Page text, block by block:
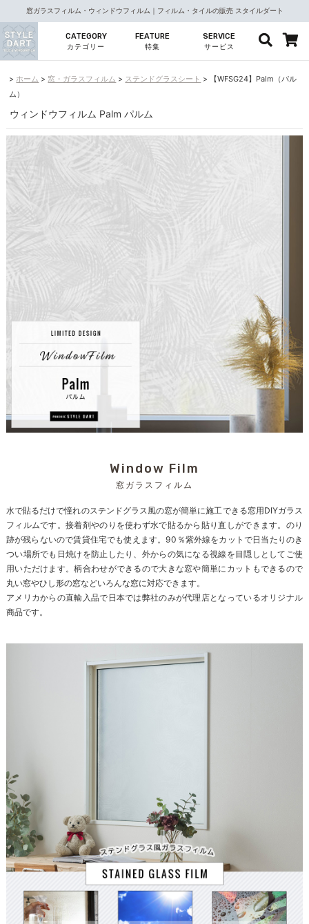
窓ガラスフィルム・ウィンドウフィルム｜フィルム・タイルの販売 スタイルダート
CATEGORY
カテゴリー
FEATURE
特集
SERVICE
サービス
ホーム 窓・ガラスフィルム ステンドグラスシート
【WFSG24】Palm（パル
ム）
ウィンドウフィルム Palm パルム
Window Film
窓ガラスフィルム
水で貼るだけで憧れのステンドグラス風の窓が簡単に施工できる窓用DIYガラス
フィルムです。接着剤やのりを使わず水で貼るから貼り直しができます。のり
跡が残らないので賃貸住宅でも使えます。90％紫外線をカットで日当たりのき
つい場所でも日焼けを防止したり、外からの気になる視線を目隠しとしてご使
用いただけます。柄合わせができるので大きな窓や簡単にカットもできるので
丸い窓やひし形の窓などいろんな窓に対応できます。
アメリカからの直輸入品で日本では弊社のみが代理店となっているオリジナル
商品です。